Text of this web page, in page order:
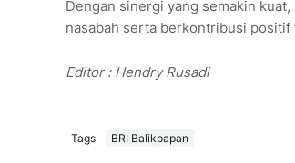
Dengan sinergi yang semakin
nasabah serta berkontribusi
Editor : Hendry Rusadi
Tags BRI Balikpapan